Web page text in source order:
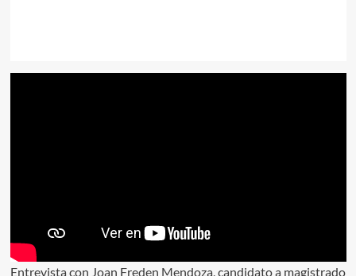
Entrevista con Joan Freden Mendoza, candidato a magistrado